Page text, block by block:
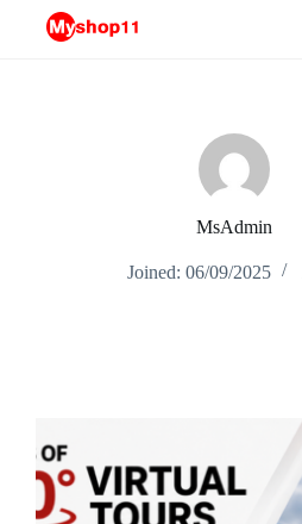
MsAdmin
Joined: 06/09/2025